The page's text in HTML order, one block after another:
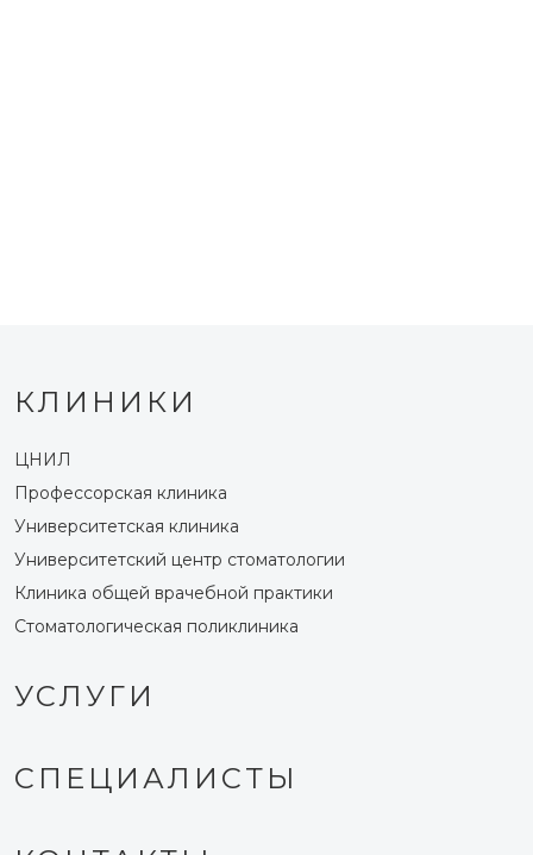
КЛИНИКИ
ЦНИЛ
Профессорская клиника
Университетская клиника
Университетский центр стоматологии
Клиника общей врачебной практики
Стоматологическая поликлиника
УСЛУГИ
СПЕЦИАЛИСТЫ